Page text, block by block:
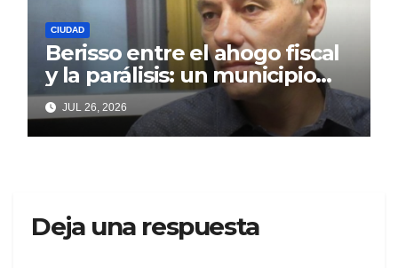
CIUDAD
Berisso entre el ahogo fiscal
y la parálisis: un municipio
acorralado por la falta de
gestión y el desencanto
vecino
JUL 26, 2026
Deja una respuesta